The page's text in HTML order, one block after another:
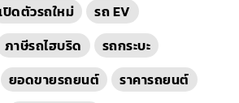
ปิดตัวรถใหม่
รถ EV
ภาษีรถไฮบริด
รถกระบะ
ยอดขายรถยนต์
ราคารถยนต์